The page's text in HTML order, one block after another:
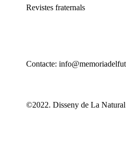
Revistes fraternals
Contacte:
©2022. Disseny de La